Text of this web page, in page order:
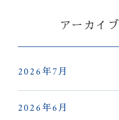
アーカイブ
2026年7月
2026年6月